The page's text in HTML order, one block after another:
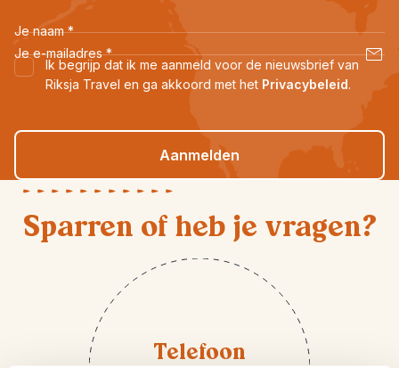
Je naam *
Je e-mailadres *
Ik begrijp dat ik me aanmeld voor de nieuwsbrief van
Riksja Travel en ga akkoord met het Privacybeleid.
Aanmelden
Sparren of heb je vragen?
Telefoon